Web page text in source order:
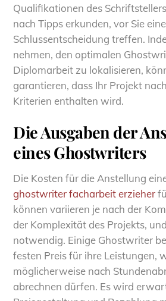
Qualifikationen des
nach Tipps erkunden, vor Sie eine
Schlussentscheidung treffen.
nehmen, den optimalen
Diplomarbeit zu lokalisieren,
garantieren, dass Ihr Projekt
Kriterien enthalten wird.
Die Ausgaben der
eines Ghostwriters
Die Kosten für die Anstellung
ghostwriter facharbeit erzieher
können variieren je nach der
der Komplexität des Projekts,
notwendig. Einige Ghostwriter
festen Preis für ihre Leistungen,
möglicherweise nach
abrechnen dürfen. Es wird